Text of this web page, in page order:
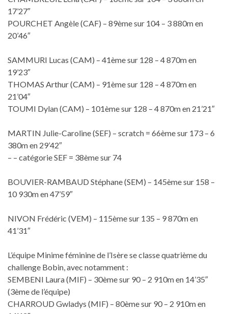
17’27″
POURCHET Angèle (CAF) – 89ème sur 104 – 3 880m en
20’46″
SAMMURI Lucas (CAM) – 41ème sur 128 – 4 870m en
19’23″
THOMAS Arthur (CAM) – 91ème sur 128 – 4 870m en
21’04″
TOUMI Dylan (CAM) – 101ème sur 128 – 4 870m en 21’21″
MARTIN Julie-Caroline (SEF) – scratch = 66ème sur 173 – 6
380m en 29’42″
– – catégorie SEF = 38ème sur 74
BOUVIER-RAMBAUD Stéphane (SEM) – 145ème sur 158 –
10 930m en 47’59″
NIVON Frédéric (VEM) – 115ème sur 135 – 9 870m en
41’31″
L’équipe Minime féminine de l’Isère se classe quatrième du
challenge Bobin, avec notamment :
SEMBENI Laura (MIF) – 30ème sur 90 – 2 910m en 14’35″
(3ème de l’équipe)
CHARROUD Gwladys (MIF) – 80ème sur 90 – 2 910m en